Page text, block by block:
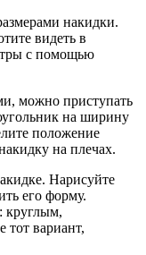
накидки.
видеть в
с помощью
можно приступать
на ширину
положение
на плечах.
Нарисуйте
его форму.
круглым,
вариант,